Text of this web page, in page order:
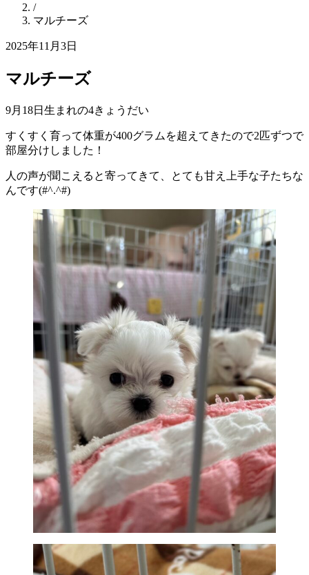
/
マルチーズ
2025年11月3日
マルチーズ
9月18日生まれの4きょうだい
すくすく育って体重が400グラムを超えてきたので2匹ずつで
部屋分けしました！
人の声が聞こえると寄ってきて、とても甘え上手な子たちな
んです(#^.^#)